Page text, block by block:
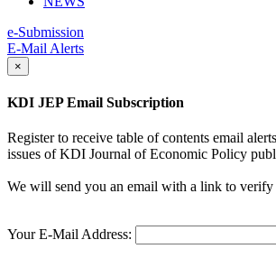
e-Submission
E-Mail Alerts
×
KDI JEP Email Subscription
Register to receive table of contents email
issues of KDI Journal of Economic Policy
We will send you an email with a link to verify
Your E-Mail Address: